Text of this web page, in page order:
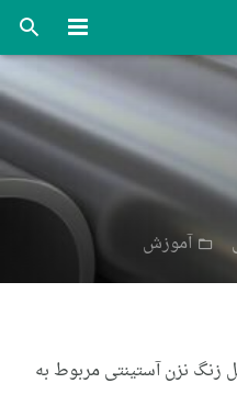
آموزش
نزن آستینتی مربوط به